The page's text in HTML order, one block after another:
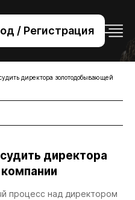
/ Регистрация
76-32
директора золотодобывающей
директора
процесс над директором